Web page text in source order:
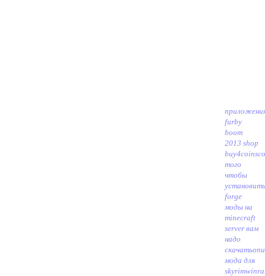
furby
boom
2013 shop
того
чтобы
установить
forge
моды на
minecraft
server вам
надо
скачать
мода для
skyrim